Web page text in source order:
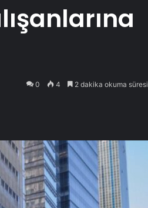
0 4 2 dakika okuma süresi